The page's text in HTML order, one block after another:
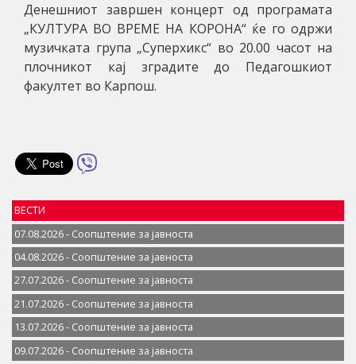
Денешниот завршен концерт од програмата
„КУЛТУРА ВО ВРЕМЕ НА КОРОНА“ ќе го одржи
музичката група „Суперхикс“ во 20.00 часот на
плочникот кај зградите до Педагошкиот
факултет во Карпош.
ВЕСТИ
07.08.2026 - Соопштение за јавностa
04.08.2026 - Соопштение за јавностa
27.07.2026 - Соопштение за јавностa
21.07.2026 - Соопштение за јавностa
13.07.2026 - Соопштение за јавностa
09.07.2026 - Соопштение за јавностa